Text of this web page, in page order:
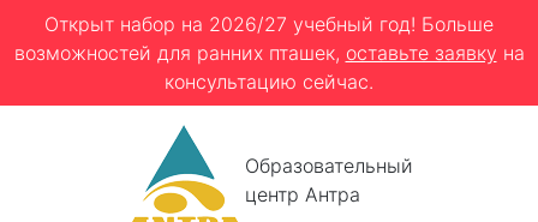
Открыт набор на 2026/27 учебный год! Больше
возможностей для ранних пташек, оставьте заявку на
консультацию сейчас.
Образовательный
центр Антра